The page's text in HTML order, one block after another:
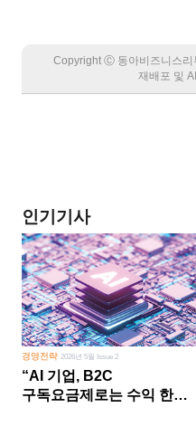
Copyright Ⓒ 동아비즈니스리
재배포 및
인기기사
경영전략 2026년 5월 Issue 2
“AI 기업, B2C
구독요금제로는 수익 한계